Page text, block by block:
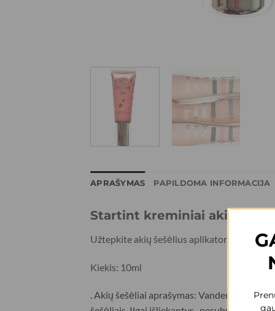
APRAŠYMAS PAPILDOMA INFORMACIJA
Startint kreminiai akių
Užtepkite akių šešėlius aplikatoriumi arba
Kiekis: 10ml
. Akių šešėliai aprašymas: Vandeniui